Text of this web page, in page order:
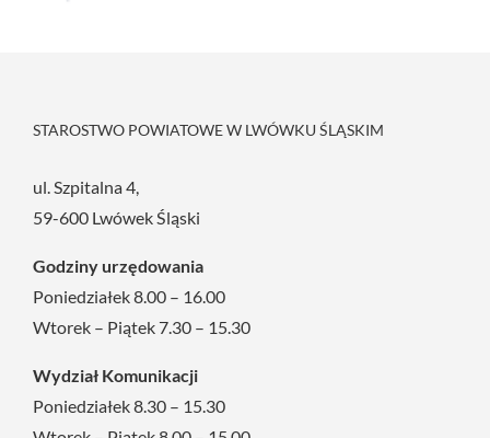
STAROSTWO POWIATOWE W LWÓWKU ŚLĄSKIM
ul. Szpitalna 4,
59-600 Lwówek Śląski
Godziny urzędowania
Poniedziałek 8.00 – 16.00
Wtorek – Piątek 7.30 – 15.30
Wydział Komunikacji
Poniedziałek 8.30 – 15.30